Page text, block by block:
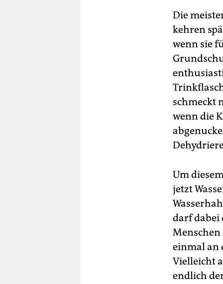
Die
kehren
wenn sie
schmeckt
wenn die
Um
jetzt
darf dabei
Menschen
einmal an
Vielleicht
endlich